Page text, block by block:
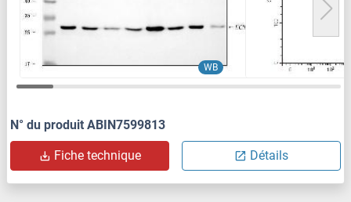
WB
N° du produit ABIN7599813
Fiche technique Détails